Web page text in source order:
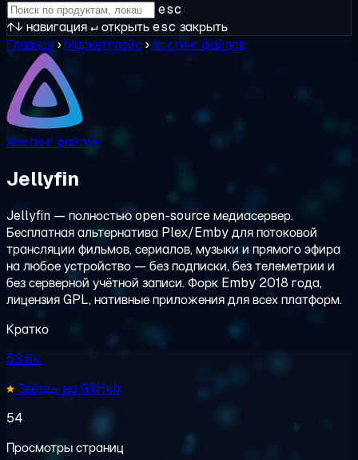
esc
↑↓ навигация↵открытьesc закрыть
Главная ›Маркетплейс ›Хостинг файлов
Хостинг файлов
Jellyfin
Jellyfin — полностью open-source медиасервер.
Бесплатная альтернатива Plex/Emby для потоковой
трансляции фильмов, сериалов, музыки и прямого эфира
на любое устройство — без подписки, без телеметрии и
без серверной учётной записи. Форк Emby 2018 года,
лицензия GPL, нативные приложения для всех платформ.
Кратко
53.6k
Звёзды на GitHub
54
Просмотры страниц